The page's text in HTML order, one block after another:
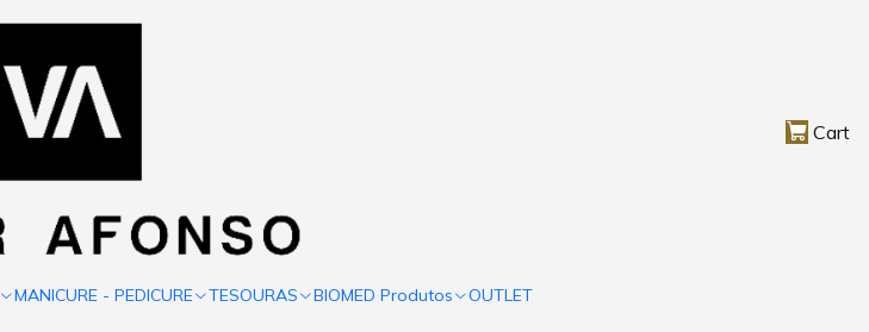
Cart
MANICURE - PEDICURE TESOURAS BIOMED Produtos OUTLET